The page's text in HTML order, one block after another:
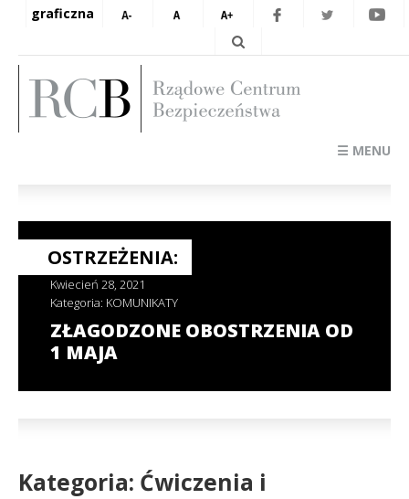
graficzna
☰ MENU
OSTRZEŻENIA:
Kwiecień 28, 2021
Kategoria: KOMUNIKATY
ZŁAGODZONE OBOSTRZENIA OD
1 MAJA
Kategoria: Ćwiczenia i